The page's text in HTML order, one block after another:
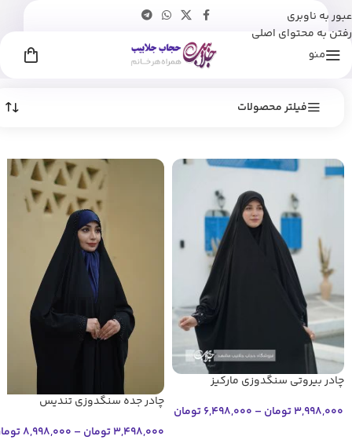
عبور به ناوبری
رفتن به محتوای اصلی
منو
فیلتر محصولات
چادر بیروتی سنگدوزی مارکیز
3,998,000 تومان –
6,498,000 تومان
چادر جده سنگدوزی تندیس
3,498,000 تومان –
8,998,000